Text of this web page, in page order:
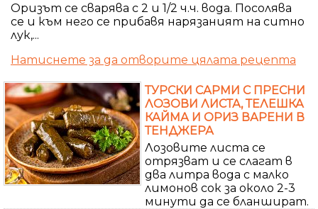
Оризът се сварява с 2 и 1/2 ч.ч. вода. Посолява
се и към него се прибавя нарязаният на ситно
лук,...
Натиснете за да отворите цялата рецепта
ТУРСКИ САРМИ С ПРЕСНИ
ЛОЗОВИ ЛИСТА, ТЕЛЕШКА
КАЙМА И ОРИЗ ВАРЕНИ В
ТЕНДЖЕРА
Лозовите листа се
отрязват и се слагат в
два литра вода с малко
лимонов сок за около 2-3
минути да се бланшират.